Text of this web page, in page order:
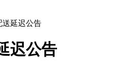
送延迟公告
迟公告